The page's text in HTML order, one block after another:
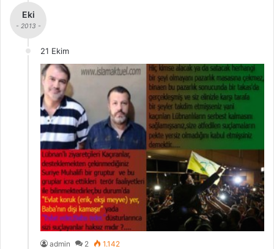
Eki
- 2013 -
21 Ekim
admin 2 1.142